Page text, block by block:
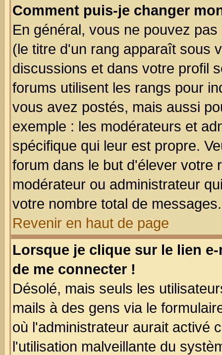
Comment puis-je changer
En général, vous ne pouvez
(le titre d'un rang apparaît sous
discussions et dans votre profil
forums utilisent les rangs pour
vous avez postés, mais aussi
exemple : les modérateurs et
spécifique qui leur est propre.
forum dans le but d'élever votre
modérateur ou administrateur
votre nombre total de messages.
Revenir en haut de page
Lorsque je clique sur le lien
de me connecter !
Désolé, mais seuls les
mails à des gens via le
où l'administrateur aurait activé
l'utilisation malveillante du